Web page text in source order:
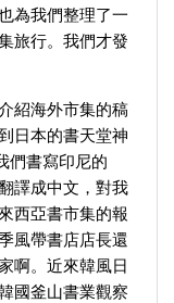
為我們整理了一
旅行。我們才發
紹海外市集的稿
日本的書天堂神
們書寫印尼的
譯成中文，對我
西亞書市集的報
風帶書店店長還
啊。近來韓風日
國釜山書業觀察